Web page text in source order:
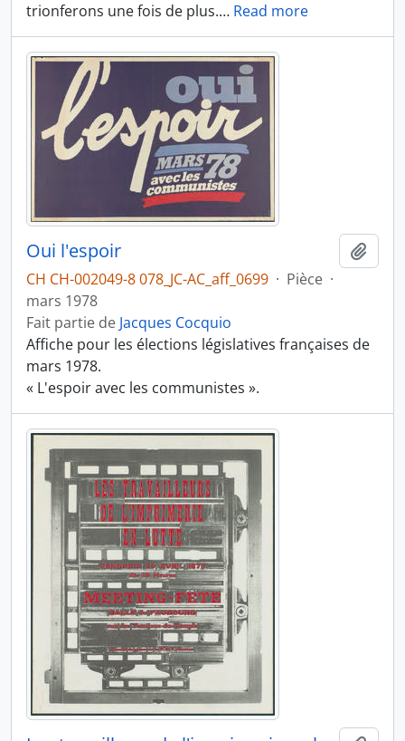
trionferons une fois de plus.… Read more
Oui l'espoir
CH CH-002049-8 078_JC-AC_aff_0699 · Pièce ·
mars 1978
Fait partie de Jacques Cocquio
Affiche pour les élections législatives françaises de
mars 1978.
« L'espoir avec les communistes ».